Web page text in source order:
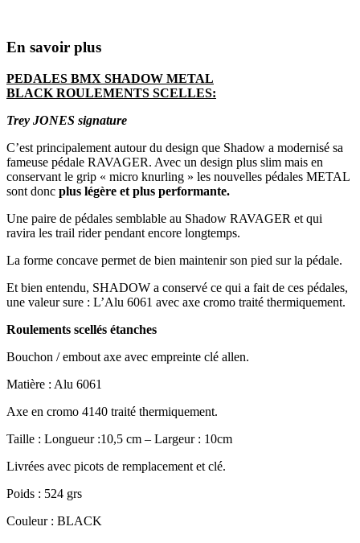
En savoir plus
PEDALES BMX SHADOW METAL
BLACK ROULEMENTS SCELLES:
Trey JONES signature
C’est principalement autour du design que Shadow a modernisé sa
fameuse pédale RAVAGER. Avec un design plus slim mais en
conservant le grip « micro knurling » les nouvelles pédales METAL
sont donc plus légère et plus performante.
Une paire de pédales semblable au Shadow RAVAGER et qui
ravira les trail rider pendant encore longtemps.
La forme concave permet de bien maintenir son pied sur la pédale.
Et bien entendu, SHADOW a conservé ce qui a fait de ces pédales,
une valeur sure : L’Alu 6061 avec axe cromo traité thermiquement.
Roulements scellés étanches
Bouchon / embout axe avec empreinte clé allen.
Matière : Alu 6061
Axe en cromo 4140 traité thermiquement.
Taille : Longueur :10,5 cm – Largeur : 10cm
Livrées avec picots de remplacement et clé.
Poids : 524 grs
Couleur : BLACK